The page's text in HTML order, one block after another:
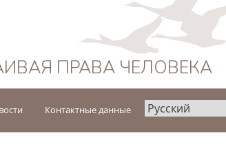
ПРАВА ЧЕЛОВЕКА
Контактные данные